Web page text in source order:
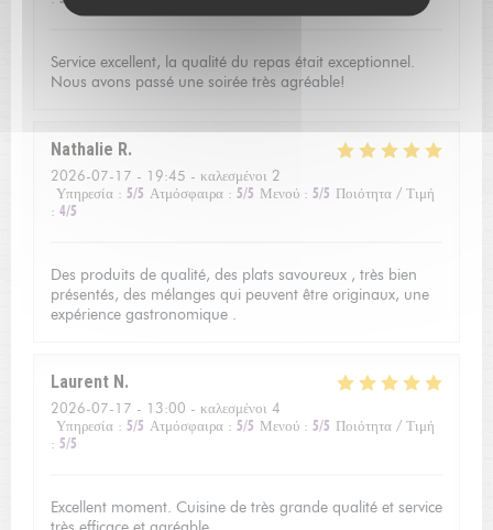
Service excellent, la qualité du repas était exceptionnel.
Nous avons passé une soirée très agréable!
Nathalie R
2026-07-17 - 19:45 - καλεσμένοι 2
Υπηρεσία : 5/5 Ατμόσφαιρα : 5/5 Μενού : 5/5 Ποιότητα / Τιμή
: 4/5
Des produits de qualité, des plats savoureux , très bien
présentés, des mélanges qui peuvent être originaux, une
expérience gastronomique .
Laurent N
2026-07-17 - 13:00 - καλεσμένοι 4
Υπηρεσία : 5/5 Ατμόσφαιρα : 5/5 Μενού : 5/5 Ποιότητα / Τιμή
: 5/5
Excellent moment. Cuisine de très grande qualité et service